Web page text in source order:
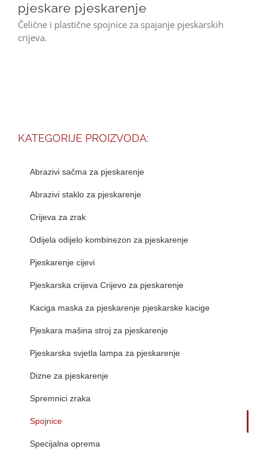
pjeskare pjeskarenje
Čelične i plastične spojnice za spajanje pjeskarskih
crijeva.
KATEGORIJE PROIZVODA:
Abrazivi sačma za pjeskarenje
Abrazivi staklo za pjeskarenje
Crijeva za zrak
Odijela odijelo kombinezon za pjeskarenje
Pjeskarenje cijevi
Pjeskarska crijeva Crijevo za pjeskarenje
Kaciga maska za pjeskarenje pjeskarske kacige
Pjeskara mašina stroj za pjeskarenje
Pjeskarska svjetla lampa za pjeskarenje
Dizne za pjeskarenje
Spremnici zraka
Spojnice
Specijalna oprema